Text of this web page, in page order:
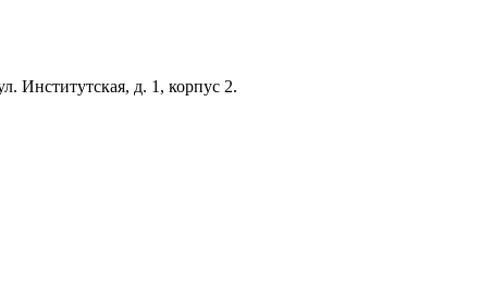
Институтская, д. 1, корпус 2.